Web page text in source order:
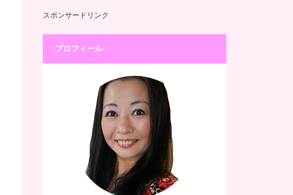
スポンサードリンク
プロフィール